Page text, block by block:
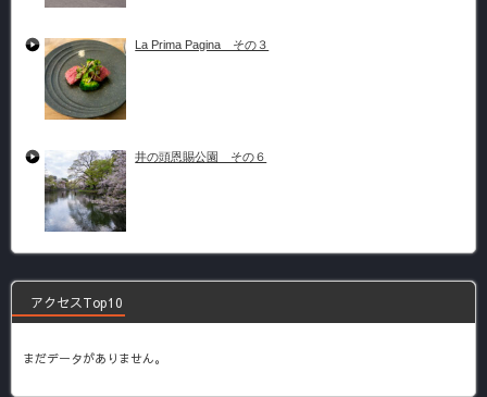
La Prima Pagina その３
井の頭恩賜公園 その６
アクセスTop10
まだデータがありません。